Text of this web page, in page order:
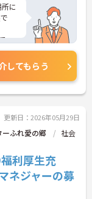
に
、
な
認
当
、
に
さ
してもらう
更新日：2026年05月29日
ふれ愛の郷
社会
利厚生充
ネジャーの募